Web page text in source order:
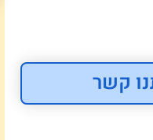
קשר